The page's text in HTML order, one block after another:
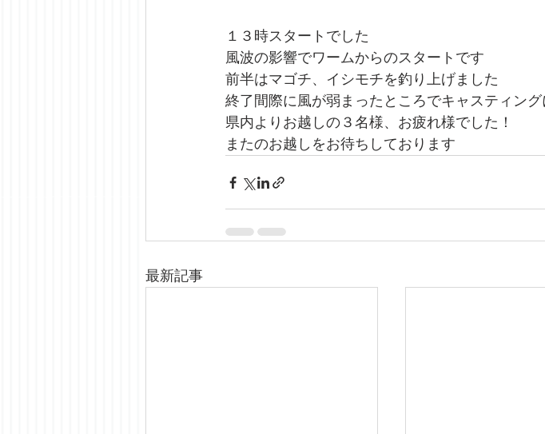
１３時スタートでした
風波の影響でワームからのスタートです
前半はマゴチ、イシモチを釣り上げました
終了間際に風が弱まったところでキャスティン
県内よりお越しの３名様、お疲れ様でした！
またのお越しをお待ちしております
最新記事